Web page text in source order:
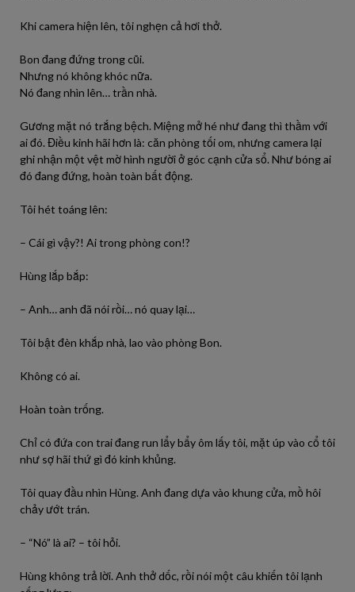
Khi camera hiện lên, tôi nghẹn cả hơi thở.
Bon đang đứng trong cũi.
Nhưng nó không khóc nữa.
Nó đang nhìn lên… trần nhà.
Gương mặt nó trắng bệch. Miệng mở hé như đang thì thầm với
ai đó. Điều kinh hãi hơn là: căn phòng tối om, nhưng camera lại
ghi nhận một vệt mờ hình người ở góc cạnh cửa sổ. Như bóng ai
đó đang đứng, hoàn toàn bất động.
Tôi hét toáng lên:
– Cái gì vậy?! Ai trong phòng con!?
Hùng lắp bắp:
– Anh… anh đã nói rồi… nó quay lại…
Tôi bật đèn khắp nhà, lao vào phòng Bon.
Không có ai.
Hoàn toàn trống.
Chỉ có đứa con trai đang run lẩy bẩy ôm lấy tôi, mặt úp vào cổ tôi
như sợ hãi thứ gì đó kinh khủng.
Tôi quay đầu nhìn Hùng. Anh đang dựa vào khung cửa, mồ hôi
chảy ướt trán.
– “Nó” là ai? – tôi hỏi.
Hùng không trả lời. Anh thở dốc, rồi nói một câu khiến tôi lạnh